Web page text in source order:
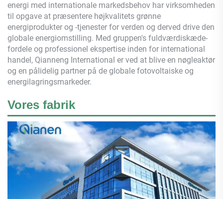
energi med internationale markedsbehov har virksomheden
til opgave at præsentere højkvalitets grønne
energiprodukter og -tjenester for verden og derved drive den
globale energiomstilling. Med gruppen's fuldværdiskæde-
fordele og professionel ekspertise inden for international
handel, Qianneng International er ved at blive en nøgleaktør
og en pålidelig partner på de globale fotovoltaiske og
energilagringsmarkeder.
Vores fabrik